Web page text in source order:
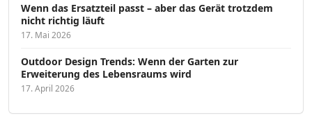
Wenn das Ersatzteil passt – aber das Gerät trotzdem
nicht richtig läuft
17. Mai 2026
Outdoor Design Trends: Wenn der Garten zur
Erweiterung des Lebensraums wird
17. April 2026